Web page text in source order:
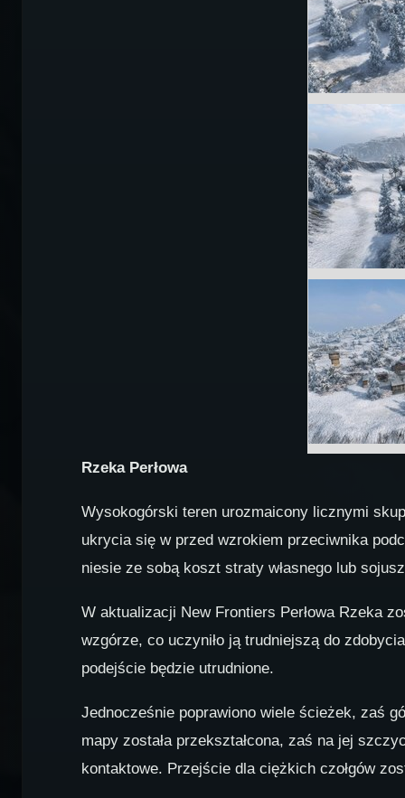
Rzeka Perłowa
Wysokogórski teren urozmaicony licznymi
ukrycia się w przed wzrokiem przeciwnika
niesie ze sobą koszt straty własnego lub
W aktualizacji New Frontiers Perłowa Rzeka
wzgórze, co uczyniło ją trudniejszą do
podejście będzie utrudnione.
Jednocześnie poprawiono wiele ścieżek, zaś
mapy została przekształcona, zaś na jej
kontaktowe. Przejście dla ciężkich czołgów